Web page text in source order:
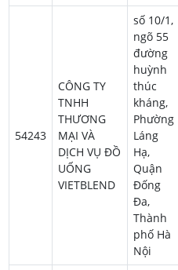
54243
CÔNG TY
TNHH
THƯƠNG
MẠI VÀ
DỊCH VỤ ĐỒ
UỐNG
VIETBLEND
số 10/1,
ngõ 55
đường
huỳnh
thúc
kháng,
Phường
Láng
Hạ,
Quận
Đống
Đa,
Thành
phố Hà
Nội